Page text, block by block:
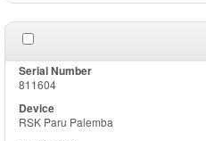
811604
RSK Paru Palemba